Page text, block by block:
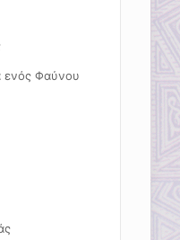
ενός Φαύνου